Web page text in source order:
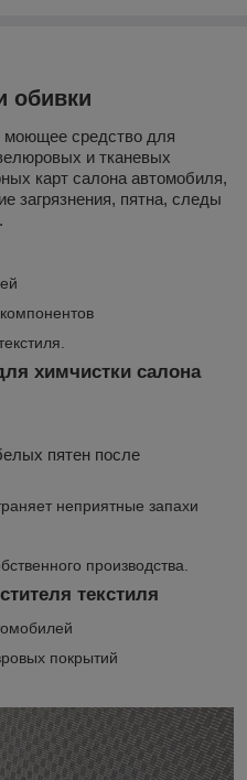
обивки
средство для
и тканевых
карт салона автомобиля,
загрязнения, пятна, следы
химчистки салона
пятен после
неприятные запахи
производства.
текстиля
покрытий